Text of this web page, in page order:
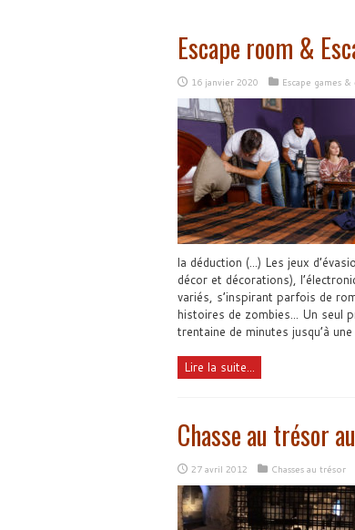
Escape room &
16 janvier 2020 Escape games
la déduction (...) Les jeux
décor et décorations),
variés, s’inspirant parfois de
histoires de zombies... Un seul
trentaine de minutes jusqu’à
Lire la suite...
Chasse au trésor
27 avril 2012 Chasses au trésor